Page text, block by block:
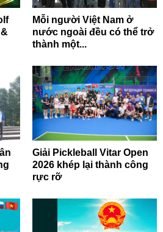
Mỗi người Việt Nam ở
nước ngoài đều có thể trở
thành một...
Giải Pickleball Vitar Open
2026 khép lại thành công
rực rỡ